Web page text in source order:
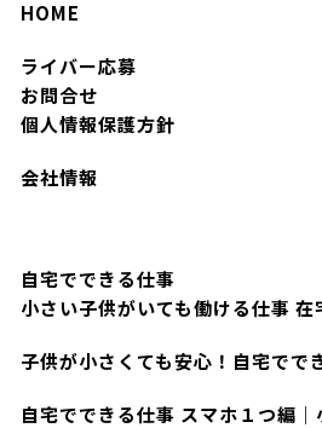
HOME
ライバー応募
お問合せ
個人情報保護方針
会社情報
自宅でできる仕事
小さい子供がいても働ける仕事 在
子供が小さくても安心！自宅でで
自宅でできる仕事 スマホ１つ編